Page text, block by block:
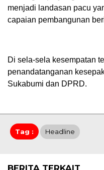
menjadi landasan pacu
capaian pembangunan
Di sela-sela kesempatan
penandatanganan
Sukabumi dan DPRD.
Tag : Headline
BERITA TERKAIT